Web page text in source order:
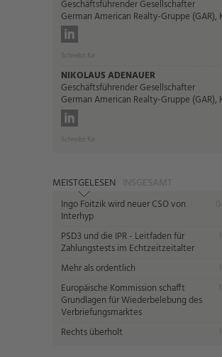
Geschäftsführender Gesellschafter
German American Realty-Gruppe (GAR),
Schreibt für:
NIKOLAUS ADENAUER
Geschäftsführender Gesellschafter
German American Realty-Gruppe (GAR),
Schreibt für:
MEISTGELESEN INSGESAMT
Ingo Foitzik wird neuer CSO von
Interhyp
PSD3 und die IPR - Leitfaden für
Zahlungstests im Echtzeitzeitalter
Mehr als ordentlich
Europäische Kommission schafft
Grundlagen für Wiederbelebung des
Verbriefungsmarktes
Rechts überholt